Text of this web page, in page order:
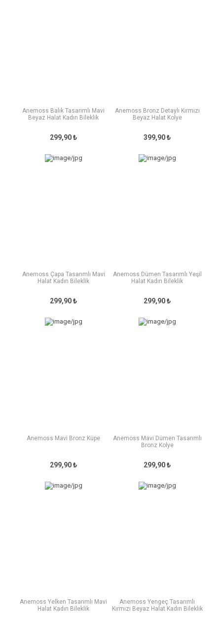
Anemoss Balık Tasarımlı Mavi
Beyaz Halat Kadın Bileklik
299,90 ₺
Anemoss Bronz Detaylı Kırmızı
Beyaz Halat Kolye
399,90 ₺
Anemoss Çapa Tasarımlı Mavi
Halat Kadın Bileklik
299,90 ₺
Anemoss Dümen Tasarımlı Yeşil
Halat Kadın Bileklik
299,90 ₺
Anemoss Mavi Bronz Küpe
299,90 ₺
Anemoss Mavi Dümen Tasarımlı
Bronz Kolye
299,90 ₺
Anemoss Yelken Tasarımlı Mavi
Halat Kadın Bileklik
Anemoss Yengeç Tasarımlı
Kırmızı Beyaz Halat Kadın Bileklik